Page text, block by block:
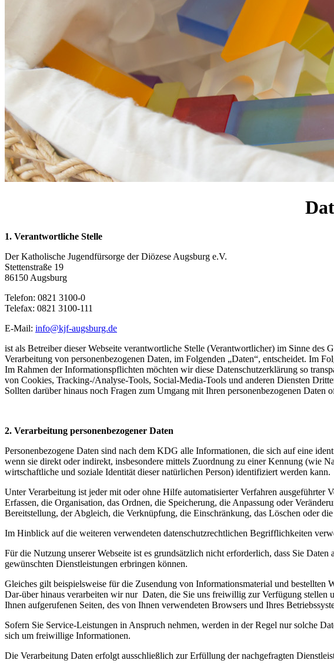
1. Verantwortliche Stelle
Der Katholische Jugendfürsorge der Diözese Augsburg e.V.
Stettenstraße 19
86150 Augsburg
Telefon: 0821 3100-0
Telefax: 0821 3100-111
E-Mail: info@kjf-augsburg.de
ist als Betreiber dieser Webseite verantwortliche Stelle (Verantwortlicher) im Sinne
Verarbeitung von personenbezogenen Daten, im Folgenden „Daten“, entscheidet. Im
Im Rahmen der Informationspflichten möchten wir diese Datenschutzerklärung so
von Cookies, Tracking-/Analyse-Tools, Social-Media-Tools und anderen Diensten
Sollten darüber hinaus noch Fragen zum Umgang mit Ihren personenbezogenen
2. Verarbeitung personenbezogener Daten
Personenbezogene Daten sind nach dem KDG alle Informationen, die sich auf eine
wenn sie direkt oder indirekt, insbesondere mittels Zuordnung zu einer Kennung (wie
wirtschaftliche und soziale Identität dieser natürlichen Person) identifiziert werden kann.
Unter Verarbeitung ist jeder mit oder ohne Hilfe automatisierter Verfahren ausgeführter
Erfassen, die Organisation, das Ordnen, die Speicherung, die Anpassung oder
Bereitstellung, der Abgleich, die Verknüpfung, die Einschränkung, das Löschen oder
Im Hinblick auf die weiteren verwendeten datenschutzrechtlichen Begrifflichkeiten
Für die Nutzung unserer Webseite ist es grundsätzlich nicht erforderlich, dass Sie
gewünschten Dienstleistungen erbringen können.
Gleiches gilt beispielsweise für die Zusendung von Informationsmaterial und
Dar-über hinaus verarbeiten wir nur Daten, die Sie uns freiwillig zur Verfügung stellen
Ihnen aufgerufenen Seiten, des von Ihnen verwendeten Browsers und Ihres
Sofern Sie Service-Leistungen in Anspruch nehmen, werden in der Regel nur solche
sich um freiwillige Informationen.
Die Verarbeitung Daten erfolgt ausschließlich zur Erfüllung der nachgefragten